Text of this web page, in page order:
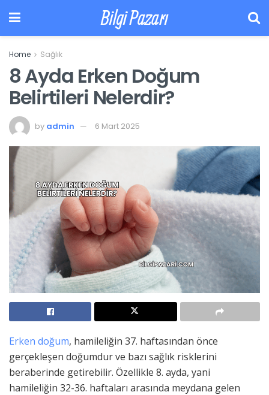
Bilgi Pazarı
Home Sağlık
8 Ayda Erken Doğum
Belirtileri Nelerdir?
by admin 6 Mart 2025
Erken doğum, hamileliğin 37. haftasından önce
gerçekleşen doğumdur ve bazı sağlık risklerini
beraberinde getirebilir. Özellikle 8. ayda, yani
hamileliğin 32-36. haftaları arasında meydana gelen